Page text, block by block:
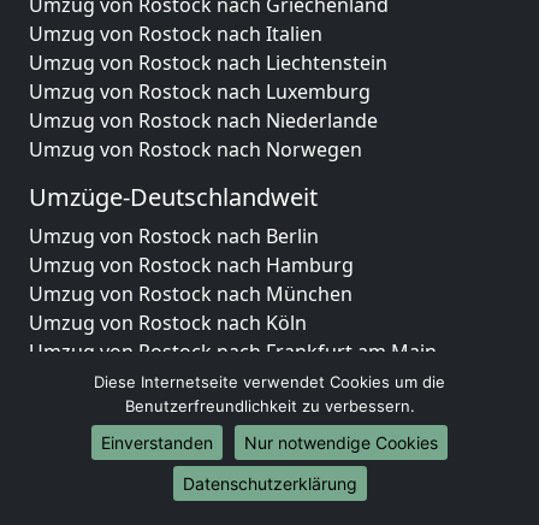
Umzug von Rostock nach Italien
Umzug von Rostock nach Liechtenstein
Umzug von Rostock nach Luxemburg
Umzug von Rostock nach Niederlande
Umzug von Rostock nach Norwegen
Umzüge-Deutschlandweit
Umzug von Rostock nach Berlin
Umzug von Rostock nach Hamburg
Umzug von Rostock nach München
Umzug von Rostock nach Köln
Umzug von Rostock nach Frankfurt am Main
Umzug von Rostock nach Stuttgart
Umzug von Rostock nach Düsseldorf
Umzug von Rostock nach Leipzig
Umzug von Rostock nach Dortmund
Umzug von Rostock nach Essen
Diese Internetseite verwendet Cookies um die
Benutzerfreundlichkeit zu verbessern.
Einverstanden
Nur notwendige Cookies
Datenschutzerklärung